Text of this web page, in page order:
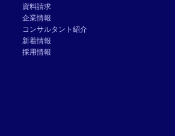
資料請求
企業情報
コンサルタント紹介
新着情報
採用情報